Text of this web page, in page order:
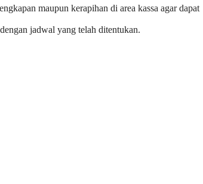
maupun kerapihan di area kassa agar dapat
jadwal yang telah ditentukan.